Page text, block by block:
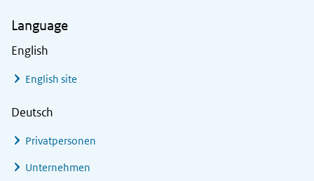
Language
English
English site
Deutsch
Privatpersonen
Unternehmen